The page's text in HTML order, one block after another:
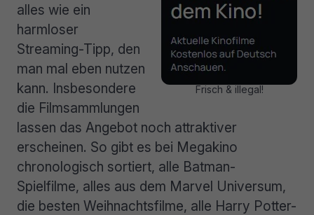
Frisch & illegal!
alles wie ein
harmloser
Streaming-Tipp, den
man mal eben nutzen
kann. Insbesondere
die Filmsammlungen
lassen das Angebot noch attraktiver
erscheinen. So gibt es bei Megakino
chronologisch sortiert, alle Batman-
Spielfilme, alles aus dem Marvel Universum,
die besten Weihnachtsfilme, alle Harry Potter-